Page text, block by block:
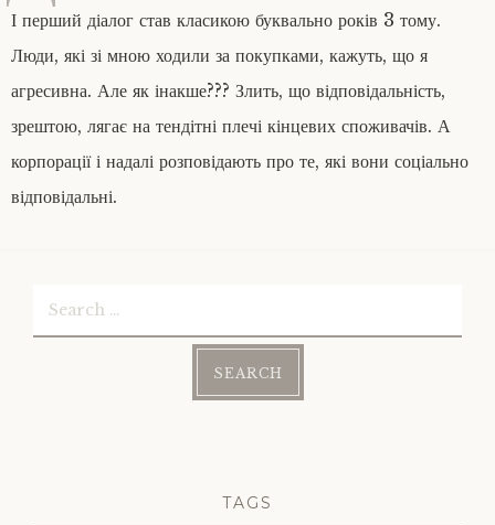
І перший діалог став класикою буквально років 3 тому.
Люди, які зі мною ходили за покупками, кажуть, що я
агресивна. Але як інакше??? Злить, що відповідальність,
зрештою, лягає на тендітні плечі кінцевих споживачів. А
корпорації і надалі розповідають про те, які вони соціально
відповідальні.
TAGS